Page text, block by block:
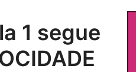
1 segue